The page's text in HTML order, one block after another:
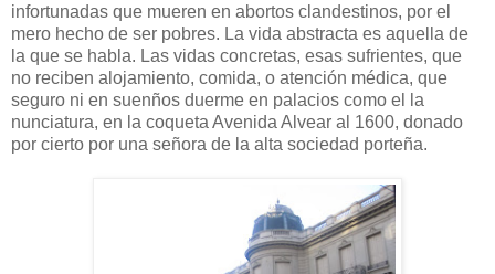
infortunadas que mueren en abortos clandestinos, por el
mero hecho de ser pobres. La vida abstracta es aquella de
la que se habla. Las vidas concretas, esas sufrientes, que
no reciben alojamiento, comida, o atención médica, que
seguro ni en suenños duerme en palacios como el la
nunciatura, en la coqueta Avenida Alvear al 1600, donado
por cierto por una señora de la alta sociedad porteña.